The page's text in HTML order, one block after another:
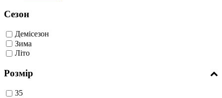
Сезон
Демісезон
Зима
Літо
Розмір
35